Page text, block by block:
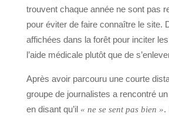
trouvent chaque année ne sont pas
pour éviter de faire connaître le site.
affichées dans la forêt pour inciter
l’aide médicale plutôt que de
Après avoir parcouru une courte
groupe de journalistes a rencontré
en disant qu’il « ne se sent pas bien ».